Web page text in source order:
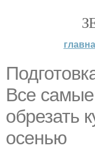
Все
обрезать
осенью